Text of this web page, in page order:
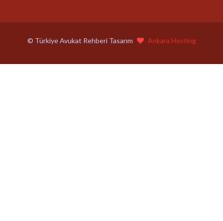
© Türkiye Avukat Rehberi Tasarım Ankara Hosting